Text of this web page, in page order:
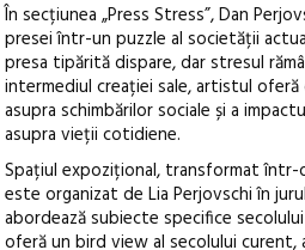
În secțiunea „Press Stress”, Dan
presei într-un puzzle al societății
presa tipărită dispare, dar stresul
intermediul creației sale, artistul
asupra schimbărilor sociale și a
asupra vieții cotidiene.
Spațiul expozițional, transformat într-
este organizat de Lia Perjovschi în
abordează subiecte specifice
oferă un bird view al secolului curent,